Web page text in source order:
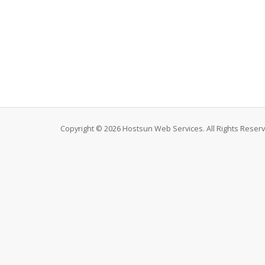
Copyright © 2026 Hostsun Web Services. All Rights